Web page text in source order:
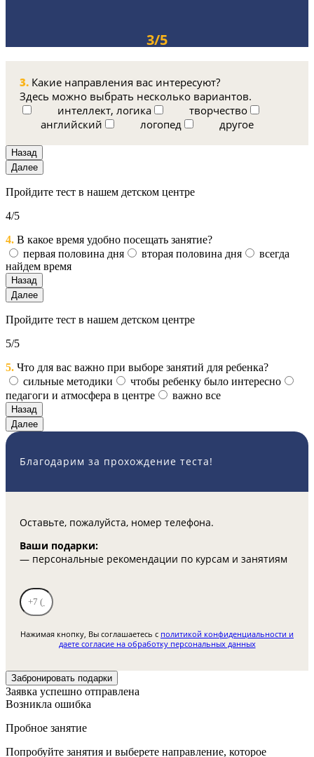
3/5
3. Какие направления вас интересуют?
Здесь можно выбрать несколько вариантов.
интеллект, логика
творчество
английский
логопед другое
Назад
Далее
Пройдите тест в нашем детском центре
4/5
4. В какое время удобно посещать занятие?
первая половина дня
вторая половина дня
всегда
найдем время
Назад
Далее
Пройдите тест в нашем детском центре
5/5
5. Что для вас важно при выборе занятий для ребенка?
сильные методики
чтобы ребенку было интересно
педагоги и атмосфера в центре
важно все
Назад
Далее
Благодарим за прохождение теста!
Оставьте, пожалуйста, номер телефона.
Ваши подарки:
— персональные рекомендации по курсам и занятиям
Нажимая кнопку, Вы соглашаетесь с политикой конфиденциальности и
даете согласие на обработку персональных данных
Забронировать подарки
Заявка успешно отправлена
Возникла ошибка
Пробное занятие
Попробуйте занятия и выберете направление, которое